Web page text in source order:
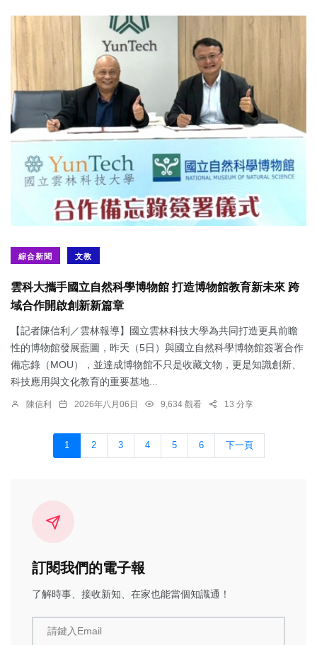
綜合新聞 文教
雲科大攜手國立自然科學博物館 打造博物館教育新未來 跨
域合作開啟創新新篇章
【記者陳信利／雲林報導】國立雲林科技大學為共同打造更具前瞻
性的博物館發展藍圖，昨天（5日）與國立自然科學博物館簽署合作
備忘錄（MOU），並達成博物館不只是收藏文物，更是知識創新、
科技應用與文化教育的重要基地...
陳信利 2026年八月06日 9,634 觀看 13 分享
1 2 3 4 5 6 下一頁
訂閱我們的電子報
了解時事、接收新知、在家也能當個知識通！
請鍵入Email